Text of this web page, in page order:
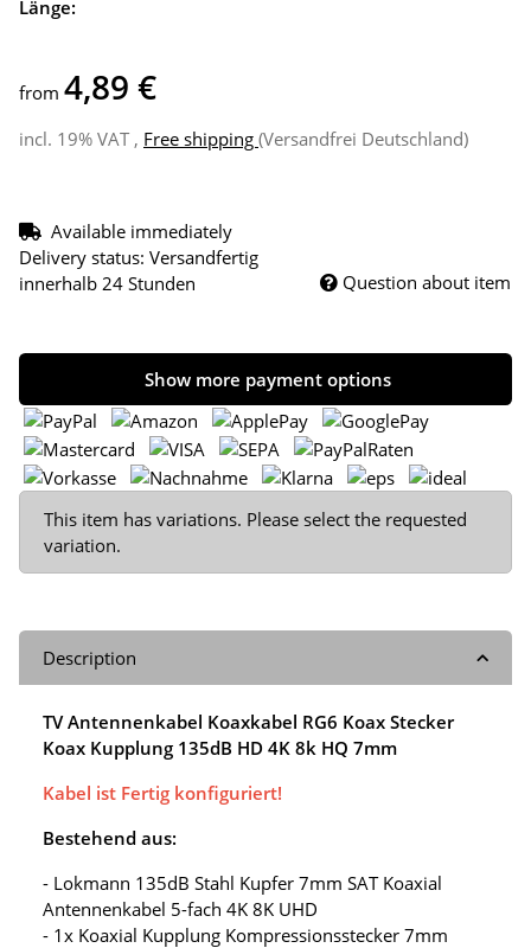
Länge:
from 4,89 €
incl. 19% VAT , Free shipping (Versandfrei Deutschland)
Available immediately
Delivery status: Versandfertig
innerhalb 24 Stunden
Question about item
Show more payment options
x
This item has variations. Please select the requested
variation.
Description
TV Antennenkabel Koaxkabel RG6 Koax Stecker
Koax Kupplung 135dB HD 4K 8k HQ 7mm
Kabel ist Fertig konfiguriert!
Bestehend aus:
- Lokmann 135dB Stahl Kupfer 7mm SAT Koaxial
Antennenkabel 5-fach 4K 8K UHD
- 1x Koaxial Kupplung Kompressionsstecker 7mm